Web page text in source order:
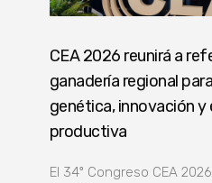
CEA 2026 reunirá a
ganadería regional
genética, innovación y
productiva
El 34º Congreso CEA